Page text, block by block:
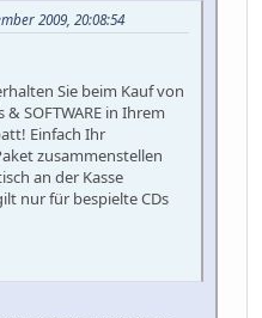
2009, 20:08:54
Sie beim Kauf von
& SOFTWARE in Ihrem
Einfach Ihr
zusammenstellen
an der Kasse
nur für bespielte CDs